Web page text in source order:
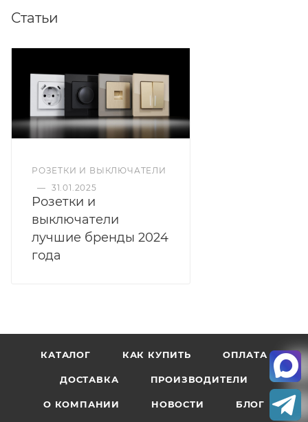
Статьи
РОЗЕТКИ И ВЫКЛЮЧАТЕЛИ
— 31.01.2025
Розетки и
выключатели
лучшие бренды 2024
года
КАТАЛОГ КАК КУПИТЬ ОПЛАТА
ДОСТАВКА ПРОИЗВОДИТЕЛИ
О КОМПАНИИ НОВОСТИ БЛОГ